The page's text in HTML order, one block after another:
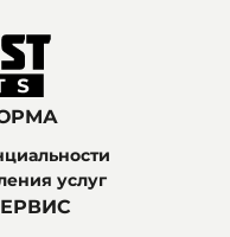
услуг